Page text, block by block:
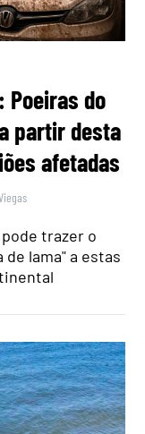
Poeiras do
partir desta
afetadas
trazer o
lama" a estas